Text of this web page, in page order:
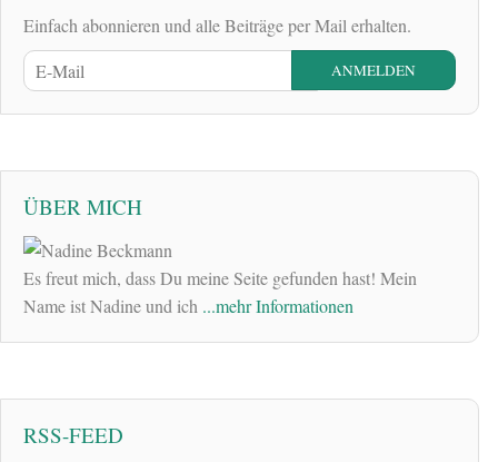
Einfach abonnieren und alle Beiträge per Mail erhalten.
ÜBER MICH
Es freut mich, dass Du meine Seite gefunden hast! Mein
Name ist Nadine und ich ...mehr Informationen
RSS-FEED